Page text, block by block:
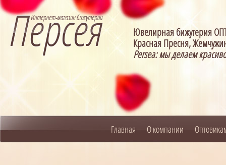
Ювелирная бижутерия
Красная Пресня,
Persea: мы делаем
Главная О компании